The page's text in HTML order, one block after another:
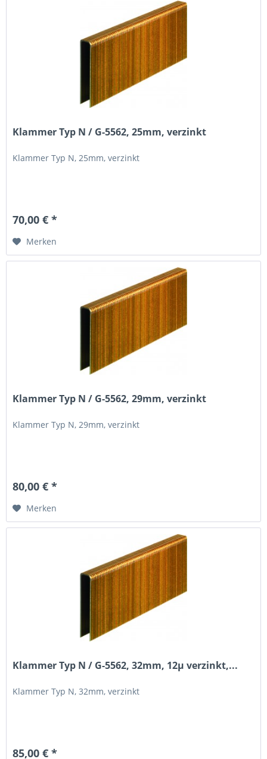
Klammer Typ N / G-5562, 25mm, verzinkt
Klammer Typ N, 25mm, verzinkt
70,00 € *
Merken
Klammer Typ N / G-5562, 29mm, verzinkt
Klammer Typ N, 29mm, verzinkt
80,00 € *
Merken
Klammer Typ N / G-5562, 32mm, 12µ verzinkt,...
Klammer Typ N, 32mm, verzinkt
85,00 € *